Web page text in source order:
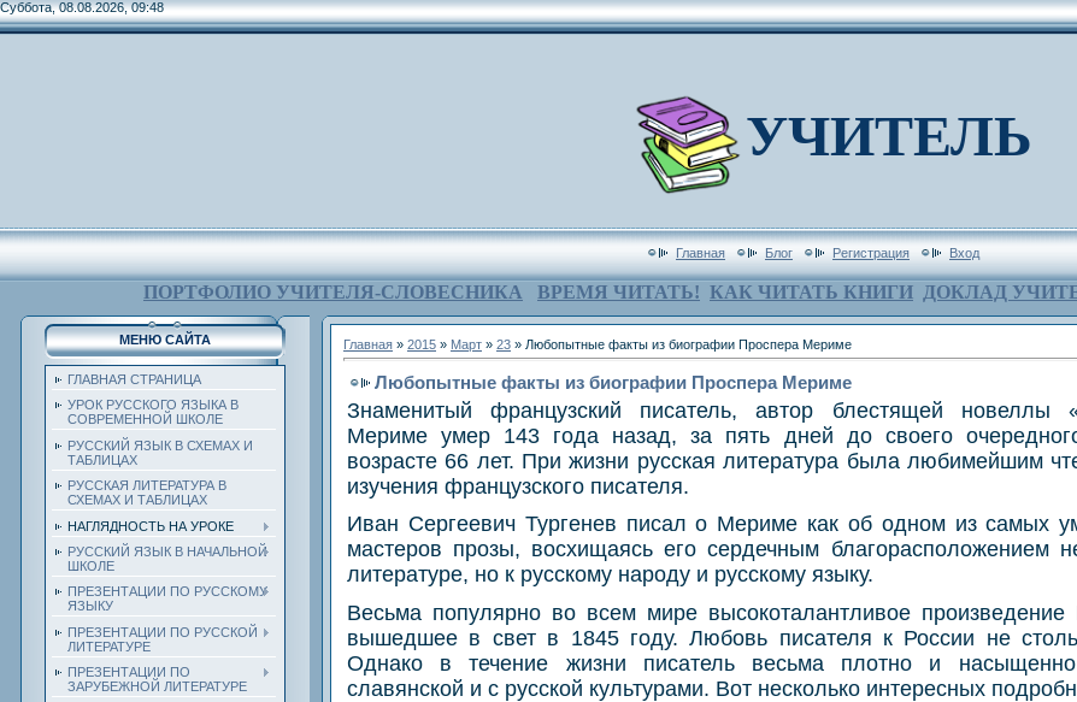
Суббота, 08.08.2026, 09:48
Главная Блог Регистрация Вход
ПОРТФОЛИО УЧИТЕЛЯ-СЛОВЕСНИКА ВРЕМЯ ЧИТАТЬ! КАК ЧИТАТЬ КНИГИ ДОКЛАД
МЕНЮ САЙТА
ГЛАВНАЯ СТРАНИЦА
УРОК РУССКОГО ЯЗЫКА В
СОВРЕМЕННОЙ ШКОЛЕ
РУССКИЙ ЯЗЫК В СХЕМАХ И
ТАБЛИЦАХ
РУССКАЯ ЛИТЕРАТУРА В
СХЕМАХ И ТАБЛИЦАХ
НАГЛЯДНОСТЬ НА УРОКЕ
РУССКИЙ ЯЗЫК В НАЧАЛЬНОЙ
ШКОЛЕ
ПРЕЗЕНТАЦИИ ПО РУССКОМУ
ЯЗЫКУ
ПРЕЗЕНТАЦИИ ПО РУССКОЙ
ЛИТЕРАТУРЕ
ПРЕЗЕНТАЦИИ ПО
ЗАРУБЕЖНОЙ ЛИТЕРАТУРЕ
Главная » 2015 » Март » 23 » Любопытные факты из биографии Проспера Мериме
Любопытные факты из биографии Проспера Мериме
Знаменитый французский писатель, автор блестящей новеллы
Мериме умер 143 года назад, за пять дней до своего
возрасте 66 лет. При жизни русская литература была любимейшим
изучения французского писателя.
Иван Сергеевич Тургенев писал о Мериме как об одном из самых
мастеров прозы, восхищаясь его сердечным благорасположением
литературе, но к русскому народу и русскому языку.
Весьма популярно во всем мире высокоталантливое
вышедшее в свет в 1845 году. Любовь писателя к России не
Однако в течение жизни писатель весьма плотно и насыщенно
славянской и с русской культурами. Вот несколько интересных